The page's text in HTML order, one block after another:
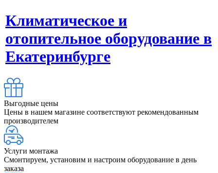
Климатическое и
отопительное оборудование в
Екатеринбурге
Выгодные цены
Цены в нашем магазине соответствуют рекомендованным
производителем
Услуги монтажа
Смонтируем, установим и настроим оборудование в день
заказа